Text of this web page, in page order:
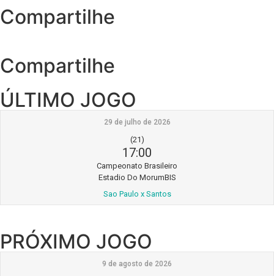
Compartilhe
Compartilhe
ÚLTIMO JOGO
29 de julho de 2026
(21)
17:00
Campeonato Brasileiro
Estadio Do MorumBIS
Sao Paulo x Santos
PRÓXIMO JOGO
9 de agosto de 2026